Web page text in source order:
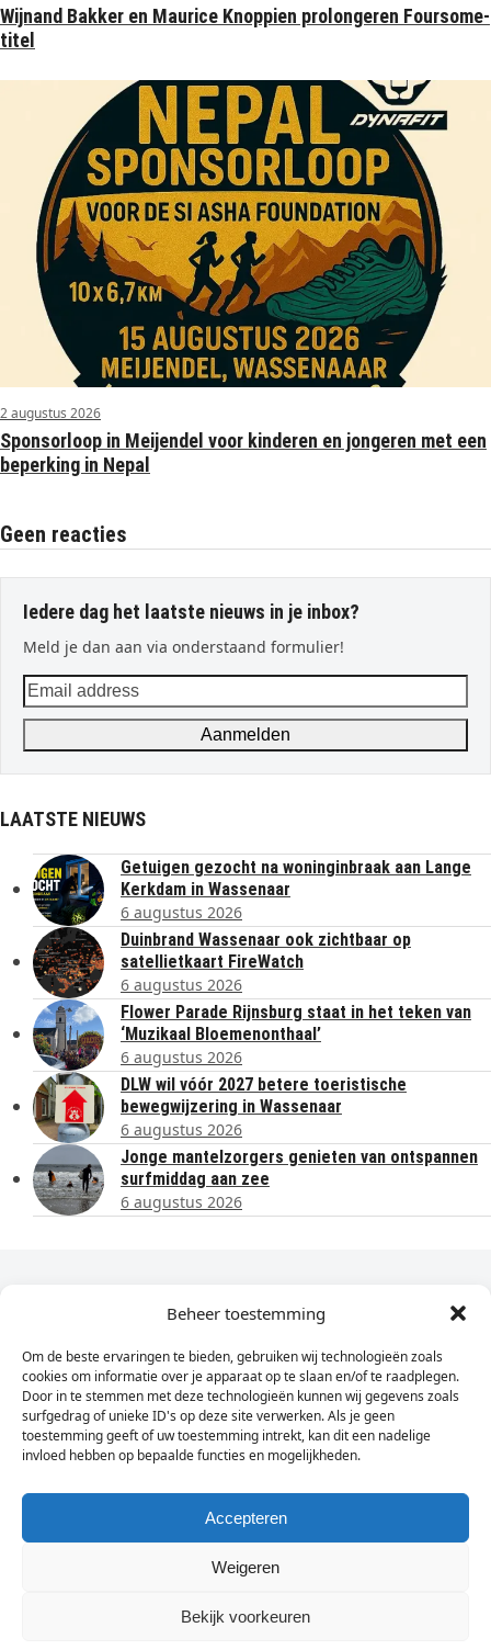
Beheer toestemming
Om de beste ervaringen te bieden, gebruiken wij technologieën zoals
cookies om informatie over je apparaat op te slaan en/of te raadplegen.
Door in te stemmen met deze technologieën kunnen wij gegevens zoals
surfgedrag of unieke ID's op deze site verwerken. Als je geen
toestemming geeft of uw toestemming intrekt, kan dit een nadelige
invloed hebben op bepaalde functies en mogelijkheden.
Accepteren
Weigeren
Bekijk voorkeuren
Wijnand Bakker en Maurice Knoppien prolongeren Foursome-
titel
2 augustus 2026
Sponsorloop in Meijendel voor kinderen en jongeren met een
beperking in Nepal
Geen reacties
Iedere dag het laatste nieuws in je inbox?
Meld je dan aan via onderstaand formulier!
Email
address
Aanmelden
LAATSTE NIEUWS
Getuigen gezocht na woninginbraak aan Lange
Kerkdam in Wassenaar
6 augustus 2026
Duinbrand Wassenaar ook zichtbaar op
satellietkaart FireWatch
6 augustus 2026
Flower Parade Rijnsburg staat in het teken van
‘Muzikaal Bloemenonthaal’
6 augustus 2026
DLW wil vóór 2027 betere toeristische
bewegwijzering in Wassenaar
6 augustus 2026
Jonge mantelzorgers genieten van ontspannen
surfmiddag aan zee
6 augustus 2026
Dagelijks het laatste nieuws in je e-mail?
Vul
hier
je
e-
mailadres
in
Sign Up